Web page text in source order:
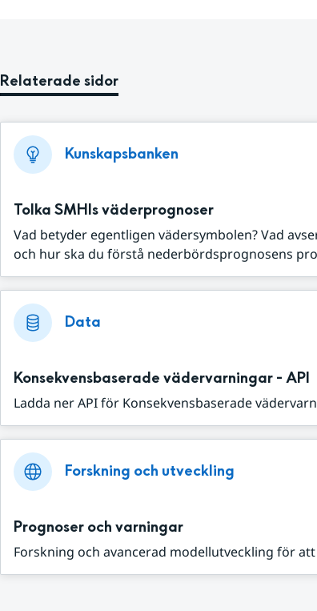
Relaterade sidor
Kunskapsbanken
Tolka SMHIs väderprognoser
Vad betyder egentligen vädersymbolen? Vad
och hur ska du förstå nederbördsprognosens
Data
Konsekvensbaserade vädervarningar - API
Ladda ner API för Konsekvensbaserade
Forskning och utveckling
Prognoser och varningar
Forskning och avancerad modellutveckling för